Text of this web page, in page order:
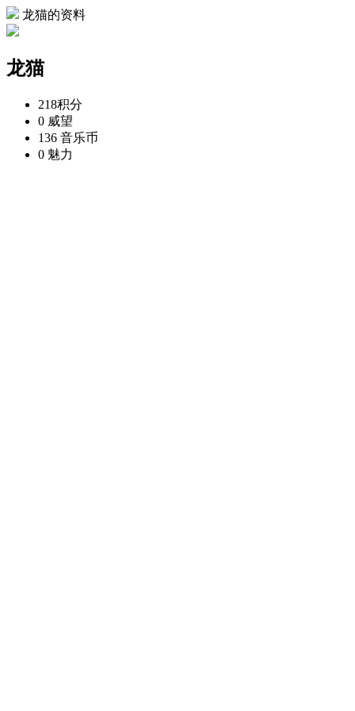
龙猫的资料
龙猫
218积分
0 威望
136 音乐币
0 魅力